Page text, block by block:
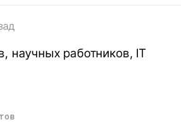
научных работников, IT